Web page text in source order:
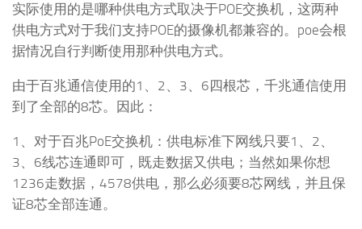
实际使用的是哪种供电方式取决于POE交换机，这两种
供电方式对于我们支持POE的摄像机都兼容的。poe会根
据情况自行判断使用那种供电方式。
由于百兆通信使用的1、2、3、6四根芯，千兆通信使用
到了全部的8芯。因此：
1、对于百兆PoE交换机：供电标准下网线只要1、2、
3、6线芯连通即可，既走数据又供电；当然如果你想
1236走数据，4578供电，那么必须要8芯网线，并且保
证8芯全部连通。